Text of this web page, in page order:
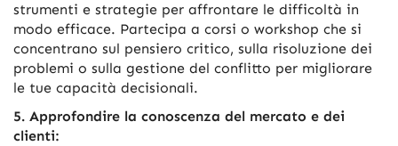
strumenti e strategie per affrontare le difficoltà in
modo efficace. Partecipa a corsi o workshop che si
concentrano sul pensiero critico, sulla risoluzione dei
problemi o sulla gestione del conflitto per migliorare
le tue capacità decisionali.
5. Approfondire la conoscenza del mercato e dei
clienti: